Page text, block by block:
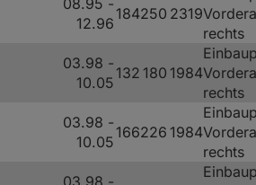
08.95 -
12.96
184250 2319
rechts
03.98 -
10.05
132 180 1984
rechts
03.98 -
10.05
166226 1984
rechts